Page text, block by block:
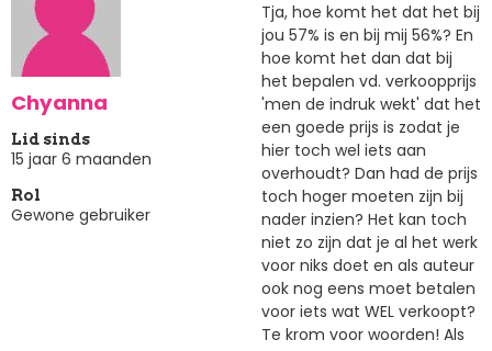
Chyanna
Lid sinds
15 jaar 6 maanden
Rol
Gewone gebruiker
Tja, hoe komt het dat het bij
jou 57% is en bij mij 56%? En
hoe komt het dan dat bij
het bepalen vd. verkoopprijs
'men de indruk wekt' dat het
een goede prijs is zodat je
hier toch wel iets aan
overhoudt? Dan had de prijs
toch hoger moeten zijn bij
nader inzien? Het kan toch
niet zo zijn dat je al het werk
voor niks doet en als auteur
ook nog eens moet betalen
voor iets wat WEL verkoopt?
Te krom voor woorden! Als